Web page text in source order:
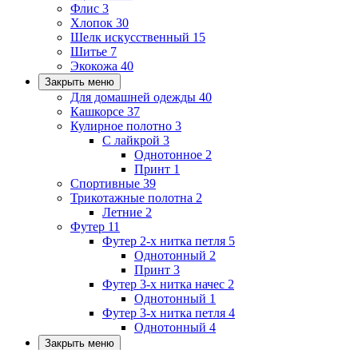
Флис 3
Хлопок 30
Шелк искусственный 15
Шитье 7
Экокожа 40
Закрыть меню
Для домашней одежды 40
Кашкорсе 37
Кулирное полотно 3
С лайкрой 3
Однотонное 2
Принт 1
Спортивные 39
Трикотажные полотна 2
Летние 2
Футер 11
Футер 2-х нитка петля 5
Однотонный 2
Принт 3
Футер 3-х нитка начес 2
Однотонный 1
Футер 3-х нитка петля 4
Однотонный 4
Закрыть меню